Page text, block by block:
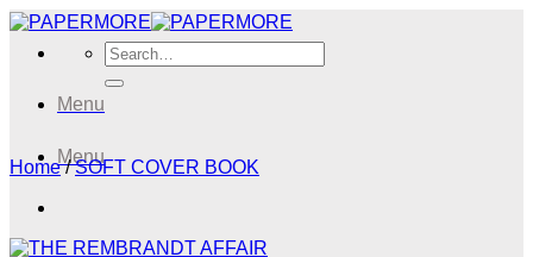
Skip
content
Search
for:
Menu
Menu
Home / SOFT COVER BOOK